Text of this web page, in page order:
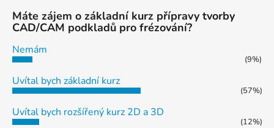
Máte zájem o základní kurz přípravy tvorby
CAD/CAM podkladů pro frézování?
Nemám
(9%)
Uvítal bych základní kurz
(57%)
Uvítal bych rozšířený kurz 2D a 3D
(12%)